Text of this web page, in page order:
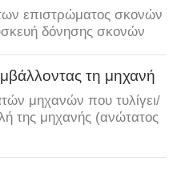
επιστρώματος σκονών
δόνησης σκονών
τη μηχανή
μηχανών που τυλίγει/
της μηχανής (ανώτατος